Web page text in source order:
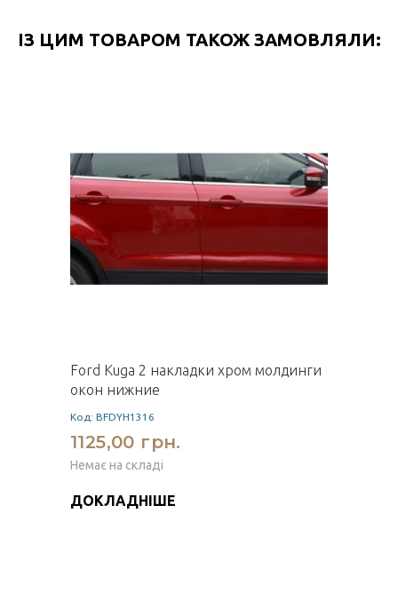
ІЗ ЦИМ ТОВАРОМ ТАКОЖ ЗАМОВЛЯЛИ:
Ford Kuga 2 накладки хром молдинги
окон нижние
Код: BFDYH1316
1125,00 грн.
Немає на складі
ДОКЛАДНІШЕ